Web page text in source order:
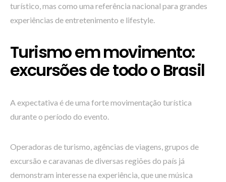
turístico, mas como uma referência nacional para grandes
experiências de entretenimento e lifestyle.
Turismo em movimento:
excursões de todo o Brasil
A expectativa é de uma forte movimentação turística
durante o período do evento.
Operadoras de turismo, agências de viagens, grupos de
excursão e caravanas de diversas regiões do país já
demonstram interesse na experiência, que une música